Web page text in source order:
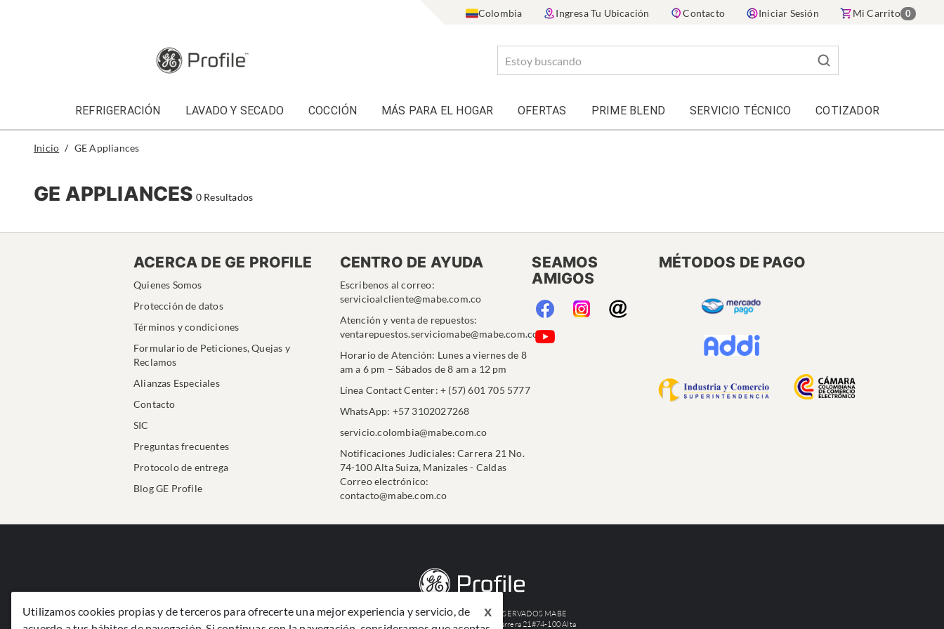
Colombia Ingresa Tu Ubicación Contacto Iniciar Sesión Mi Carrito 0
REFRIGERACIÓN LAVADO Y SECADO COCCIÓN MÁS PARA EL HOGAR OFERTAS PRIME BLEND SERVICIO TÉCNICO COTIZADOR
x
Utilizamos cookies propias y de terceros para ofrecerte una mejor experiencia y servicio, de
Inicio GE Appliances
GE APPLIANCES 0 Resultados
ACERCA DE GE PROFILE
Quienes Somos
Protección de datos
Términos y condiciones
Formulario de Peticiones, Quejas y
Reclamos
Alianzas Especiales
Contacto
SIC
Preguntas frecuentes
Protocolo de entrega
Blog GE Profile
CENTRO DE AYUDA
Escribenos al correo:
servicioalcliente@mabe.com.co
Atención y venta de repuestos:
ventarepuestos.serviciomabe@mabe.com.co
Horario de Atención: Lunes a viernes de 8
am a 6 pm – Sábados de 8 am a 12 pm
Línea Contact Center: + (57) 601 705 5777
WhatsApp: +57 3102027268
servicio.colombia@mabe.com.co
Notificaciones Judiciales: Carrera 21 No.
74-100 Alta Suiza, Manizales - Caldas
Correo electrónico:
contacto@mabe.com.co
SEAMOS
AMIGOS
MÉTODOS DE PAGO
©2024 TODOS LOS DERECHOS RESERVADOS MABE
COLOMBIA S.A.S. Nit: 890801748-7 Carrera 21#74-100 Alta